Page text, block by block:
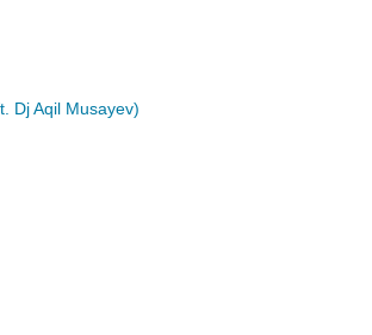
Dj Aqil Musayev)